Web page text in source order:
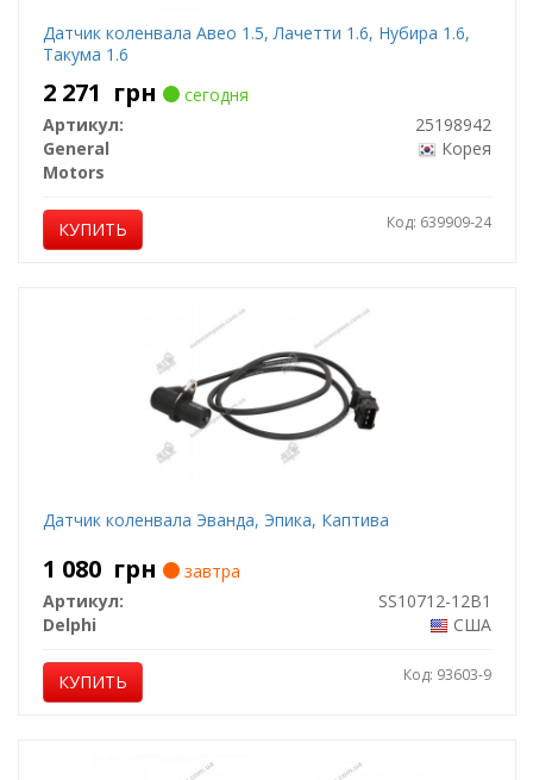
Датчик коленвала Авео 1.5, Лачетти 1.6, Нубира 1.6,
Такума 1.6
2 271 грн
сегодня
Артикул:
25198942
General
Motors
Корея
КУПИТЬ Код: 639909-24
Датчик коленвала Эванда, Эпика, Каптива
1 080 грн
завтра
Артикул:
SS10712-12B1
Delphi
США
КУПИТЬ Код: 93603-9